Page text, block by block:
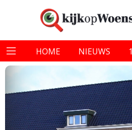
HOME NIEUWS